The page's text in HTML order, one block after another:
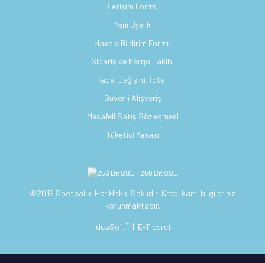
İletişim Formu
Yeni Üyelik
Havale Bildirim Formu
Sipariş ve Kargo Takibi
İade, Değişim, İptal
Güvenli Alışveriş
Mesafeli Satış Sözleşmesi
Tüketici Yasası
256 Bit SSL
©2019 Spotbalik. Her Hakkı Saklıdır. Kredi kartı bilgileriniz
korunmaktadır.
IdeaSoft® | E-Ticaret